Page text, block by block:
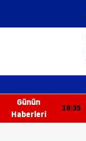
Günün
Haberleri
18:35